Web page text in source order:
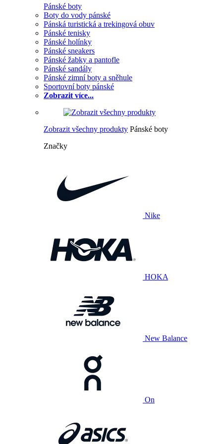
Pánské boty
Boty do vody pánské
Pánská turistická a trekingová obuv
Pánské tenisky
Pánské holínky
Pánské sneakers
Pánské žabky a pantofle
Pánské sandály
Pánské zimní boty a sněhule
Sportovní boty pánské
Zobrazit více...
Zobrazit všechny produkty Pánské boty
Značky
Nike
HOKA
New Balance
On